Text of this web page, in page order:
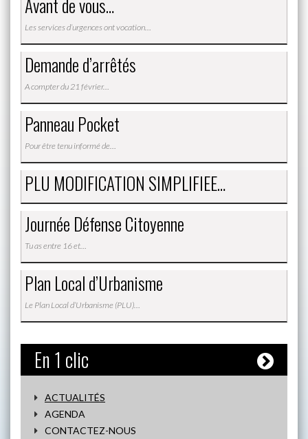
Avant de vous…
Les services d’urgences ont vocation…
Demande d’arrêtés
A compter du 21 février…
Panneau Pocket
Pour être tenu informé de…
PLU MODIFICATION SIMPLIFIEE…
Journée Défense Citoyenne
Tu as entre 16 et…
Plan Local d’Urbanisme
Le Plan Local d’Urbanisme (PLU)…
En 1 clic
ACTUALITÉS
AGENDA
CONTACTEZ-NOUS